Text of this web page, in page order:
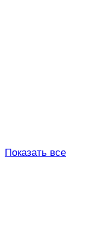
Показать все